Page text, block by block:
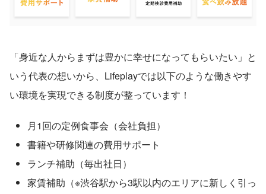
「身近な人からまずは豊かに幸せになってもらいたい」と
いう代表の想いから、Lifeplayでは以下のような働きやす
い環境を実現できる制度が整っています！
月1回の定例食事会（会社負担）
書籍や研修関連の費用サポート
ランチ補助（毎出社日）
家賃補助（※渋谷駅から3駅以内のエリアに新しく引っ